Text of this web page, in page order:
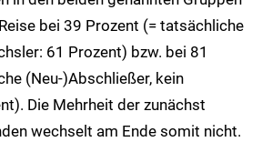
bei 39 Prozent (= tatsächliche
61 Prozent) bzw. bei 81
(Neu-)Abschließer, kein
Die Mehrheit der zunächst
wechselt am Ende somit nicht.